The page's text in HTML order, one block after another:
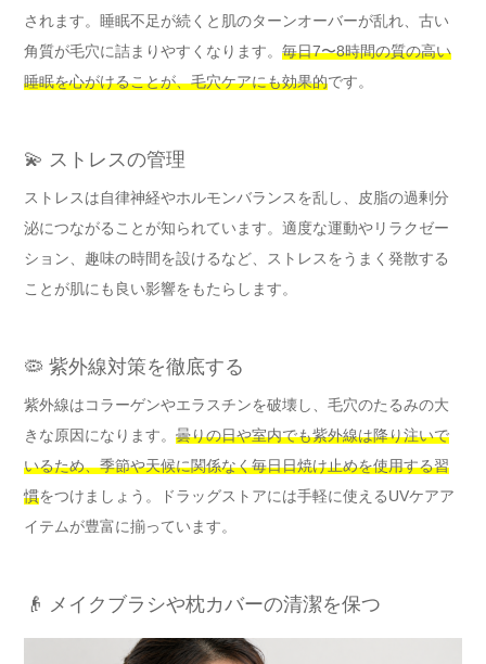
されます。睡眠不足が続くと肌のターンオーバーが乱れ、古い
角質が毛穴に詰まりやすくなります。 毎日7〜8時間の質の高い
睡眠を心がけることが、毛穴ケアにも効果的です。
💫 ストレスの管理
ストレスは自律神経やホルモンバランスを乱し、皮脂の過剰分
泌につながることが知られています。適度な運動やリラクゼー
ション、趣味の時間を設けるなど、ストレスをうまく発散する
ことが肌にも良い影響をもたらします。
🦠 紫外線対策を徹底する
紫外線はコラーゲンやエラスチンを破壊し、毛穴のたるみの大
きな原因になります。 曇りの日や室内でも紫外線は降り注いで
いるため、季節や天候に関係なく毎日日焼け止めを使用する習
慣をつけましょう。ドラッグストアには手軽に使えるUVケアア
イテムが豊富に揃っています。
👴 メイクブラシや枕カバーの清潔を保つ